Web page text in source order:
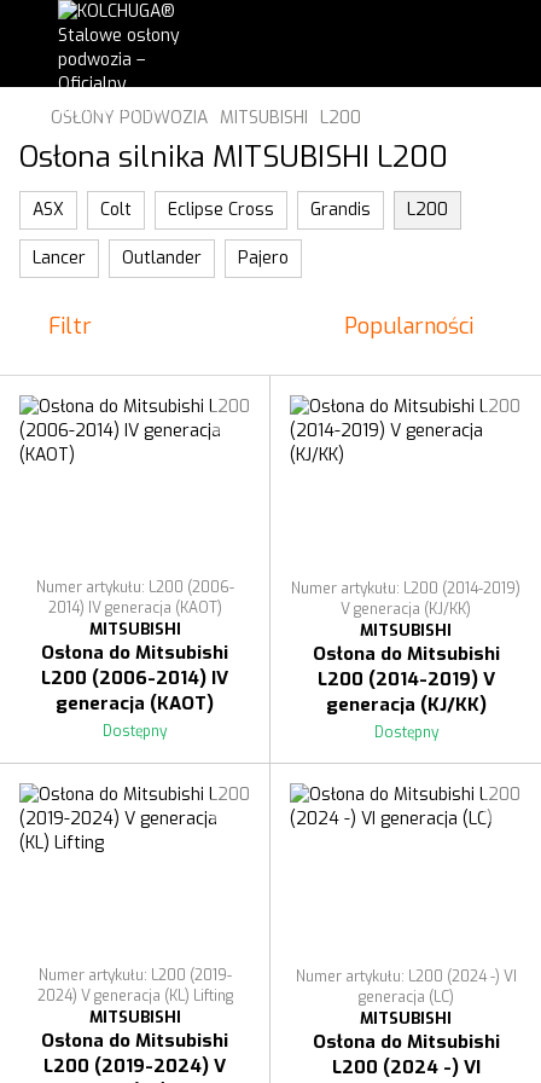
OSŁONY PODWOZIA MITSUBISHI L200
Osłona silnika MITSUBISHI L200
ASX Colt Eclipse Cross Grandis L200
Lancer Outlander Pajero
Filtr Popularności
Numer artykułu: L200 (2006-
2014) IV generacja (KAOT)
MITSUBISHI
Osłona do Mitsubishi
L200 (2006-2014) IV
generacja (KAOT)
Dostępny
Numer artykułu: L200 (2014-2019)
V generacja (KJ/KK)
MITSUBISHI
Osłona do Mitsubishi
L200 (2014-2019) V
generacja (KJ/KK)
Dostępny
Numer artykułu: L200 (2019-
2024) V generacja (KL) Lifting
MITSUBISHI
Osłona do Mitsubishi
L200 (2019-2024) V
Numer artykułu: L200 (2024 -) VI
generacja (LC)
MITSUBISHI
Osłona do Mitsubishi
L200 (2024 -) VI